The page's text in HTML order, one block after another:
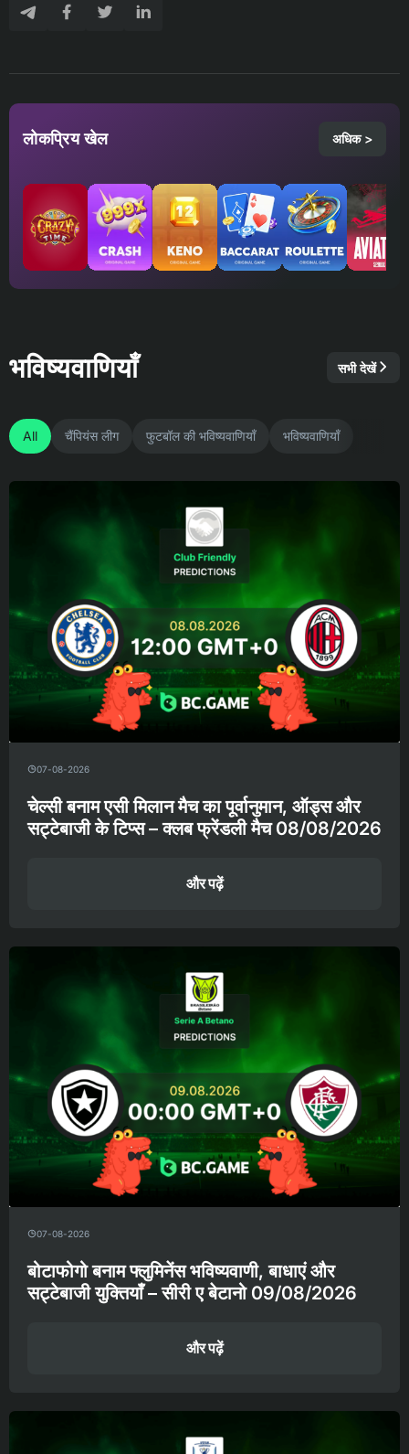
लोकप्रिय खेल अधिक >
भविष्यवाणियाँ सभी देखें
All चैंपियंस लीग फुटबॉल की भविष्यवाणियाँ भविष्यवाणियाँ
07-08-2026
चेल्सी बनाम एसी मिलान मैच का पूर्वानुमान, ऑड्स और
सट्टेबाजी के टिप्स – क्लब फ्रेंडली मैच 08/08/2026
और पढ़ें
07-08-2026
बोटाफोगो बनाम फ्लुमिनेंस भविष्यवाणी, बाधाएं और
सट्टेबाजी युक्तियाँ – सीरी ए बेटानो 09/08/2026
और पढ़ें